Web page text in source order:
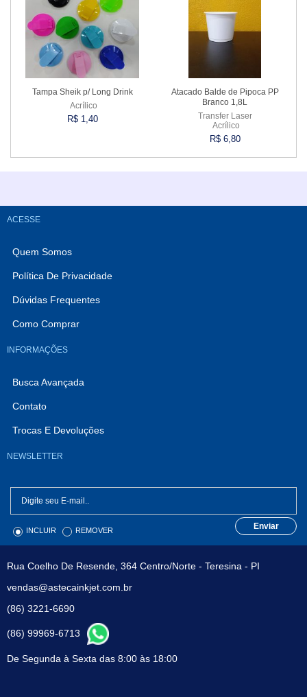
Tampa Sheik p/ Long Drink
Acrílico
R$ 1,40
Atacado Balde de Pipoca PP
Branco 1,8L
Transfer Laser
Acrílico
R$ 6,80
ACESSE
Quem Somos
Política De Privacidade
Dúvidas Frequentes
Como Comprar
INFORMAÇÕES
Busca Avançada
Contato
Trocas E Devoluções
NEWSLETTER
INCLUIR REMOVER Enviar
Rua Coelho De Resende, 364 Centro/Norte - Teresina - PI
vendas@astecainkjet.com.br
(86) 3221-6690
(86) 99969-6713
De Segunda à Sexta das 8:00 às 18:00